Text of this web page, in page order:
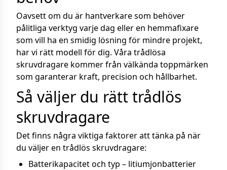
Oavsett om du är hantverkare som behöver
pålitliga verktyg varje dag eller en hemmafixare
som vill ha en smidig lösning för mindre projekt,
har vi rätt modell för dig. Våra trådlösa
skruvdragare kommer från välkända toppmärken
som garanterar kraft, precision och hållbarhet.
Så väljer du rätt trådlös
skruvdragare
Det finns några viktiga faktorer att tänka på när
du väljer en trådlös skruvdragare:
Batterikapacitet och typ – litiumjonbatterier